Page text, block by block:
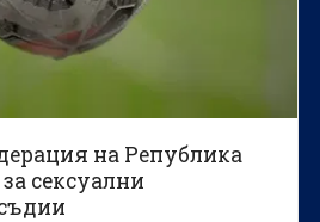
на Република
сексуални